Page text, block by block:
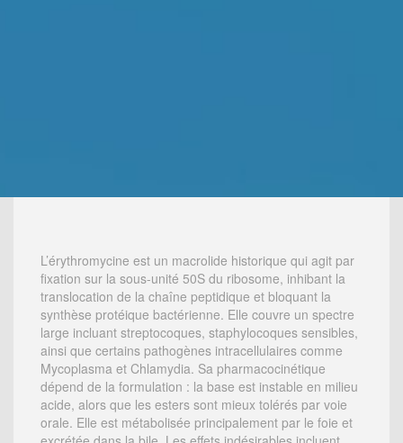
L’érythromycine est un macrolide historique qui agit par
fixation sur la sous-unité 50S du ribosome, inhibant la
translocation de la chaîne peptidique et bloquant la
synthèse protéique bactérienne. Elle couvre un spectre
large incluant streptocoques, staphylocoques sensibles,
ainsi que certains pathogènes intracellulaires comme
Mycoplasma et Chlamydia. Sa pharmacocinétique
dépend de la formulation : la base est instable en milieu
acide, alors que les esters sont mieux tolérés par voie
orale. Elle est métabolisée principalement par le foie et